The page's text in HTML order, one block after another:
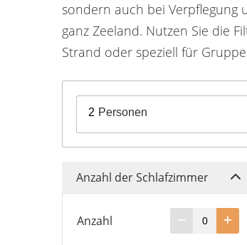
sondern auch bei Verpflegung
ganz Zeeland. Nutzen Sie die
Strand oder speziell für
2 Personen
Anzahl der Schlafzimmer
Anzahl